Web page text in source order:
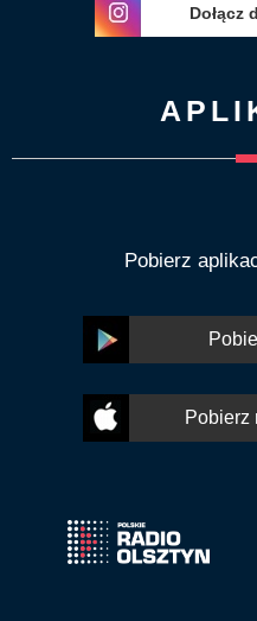
Dołącz
Pobierz
Pobierz